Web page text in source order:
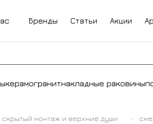
Бренды Статьи Акции
керамогранитнакладные раковины
скрытый монтаж и верхние души –